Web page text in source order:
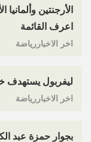
الأرجنتين
اعرف القائمة
اخر الاخباررياضة
ليفربول يستهدف
اخر الاخباررياضة
بجوار حمزة عبد